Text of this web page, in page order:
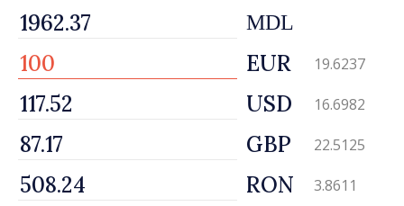
MDL
EUR 19.6237
USD 16.6982
GBP 22.5125
RON 3.8611